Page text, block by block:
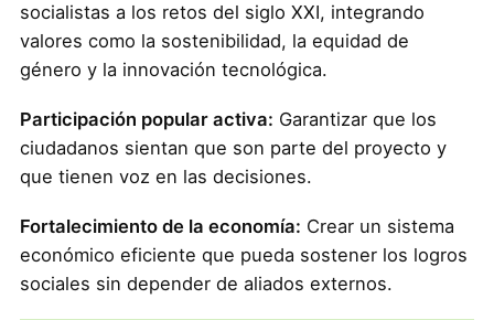
socialistas a los retos del siglo XXI, integrando
valores como la sostenibilidad, la equidad de
género y la innovación tecnológica.
Participación popular activa: Garantizar que los
ciudadanos sientan que son parte del proyecto y
que tienen voz en las decisiones.
Fortalecimiento de la economía: Crear un sistema
económico eficiente que pueda sostener los logros
sociales sin depender de aliados externos.